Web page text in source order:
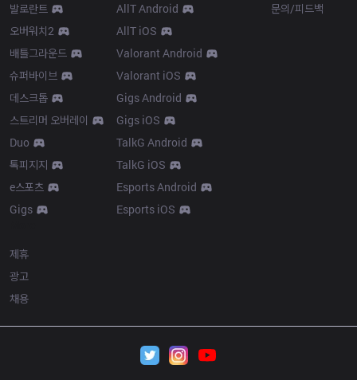
발로란트
오버워치2
배틀그라운드
슈퍼바이브
데스크톱
스트리머 오버레이
Duo
톡피지지
e스포츠
Gigs
AllT Android
AllT iOS
Valorant Android
Valorant iOS
Gigs Android
Gigs iOS
TalkG Android
TalkG iOS
Esports Android
Esports iOS
문의/피드백
제휴
광고
채용